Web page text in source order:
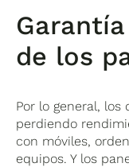
de los
Por lo general,
perdiendo
con móviles,
equipos. Y los